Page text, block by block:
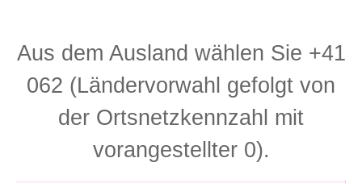
Aus dem Ausland wählen Sie +41
062 (Ländervorwahl gefolgt von
der Ortsnetzkennzahl mit
vorangestellter 0).